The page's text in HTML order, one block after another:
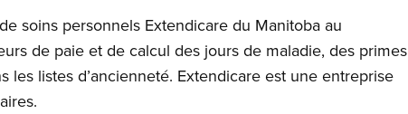
soins personnels Extendicare du Manitoba au
de paie et de calcul des jours de maladie, des primes
listes d’ancienneté. Extendicare est une entreprise